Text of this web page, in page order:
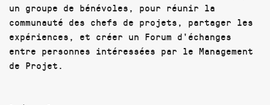
un groupe de bénévoles, pour réunir la
communauté des chefs de projets, partager les
expériences, et créer un Forum d'échanges
entre personnes intéressées par le Management
de Projet.